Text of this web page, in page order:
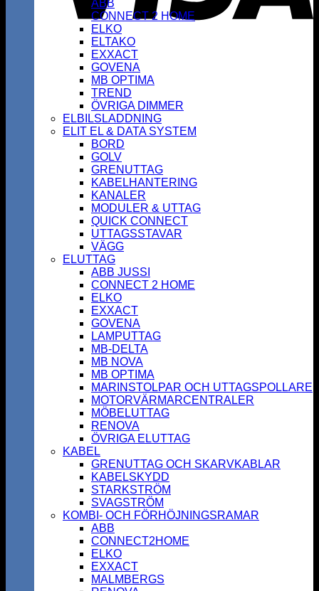
ABB
CONNECT 2 HOME
ELKO
ELTAKO
EXXACT
GOVENA
MB OPTIMA
TREND
ÖVRIGA DIMMER
ELBILSLADDNING
ELIT EL & DATA SYSTEM
BORD
GOLV
GRENUTTAG
KABELHANTERING
KANALER
MODULER & UTTAG
QUICK CONNECT
UTTAGSSTAVAR
VÄGG
ELUTTAG
ABB JUSSI
CONNECT 2 HOME
ELKO
EXXACT
GOVENA
LAMPUTTAG
MB-DELTA
MB NOVA
MB OPTIMA
MARINSTOLPAR OCH UTTAGSPOLLARE
MOTORVÄRMARCENTRALER
MÖBELUTTAG
RENOVA
ÖVRIGA ELUTTAG
KABEL
GRENUTTAG OCH SKARVKABLAR
KABELSKYDD
STARKSTRÖM
SVAGSTRÖM
KOMBI- OCH FÖRHÖJNINGSRAMAR
ABB
CONNECT2HOME
ELKO
EXXACT
MALMBERGS